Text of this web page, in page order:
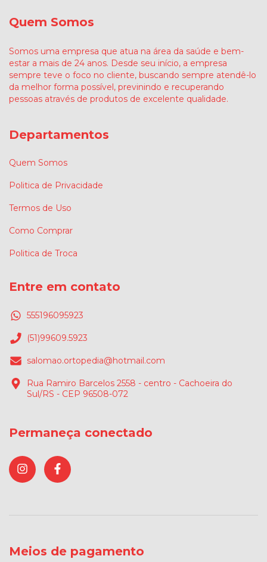
Quem Somos
Somos uma empresa que atua na área da saúde e bem-
estar a mais de 24 anos. Desde seu início, a empresa
sempre teve o foco no cliente, buscando sempre atendê-lo
da melhor forma possível, previnindo e recuperando
pessoas através de produtos de excelente qualidade.
Departamentos
Quem Somos
Politica de Privacidade
Termos de Uso
Como Comprar
Politica de Troca
Entre em contato
555196095923
(51)99609.5923
salomao.ortopedia@hotmail.com
Rua Ramiro Barcelos 2558 - centro - Cachoeira do
Sul/RS - CEP 96508-072
Permaneça conectado
Meios de pagamento